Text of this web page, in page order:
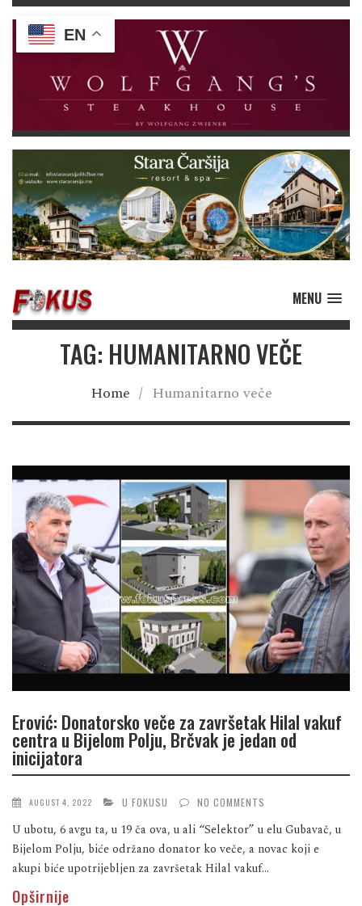
MENU
TAG: HUMANITARNO VEČE
Home / Humanitarno veče
Erović: Donatorsko veče za završetak Hilal vakuf
centra u Bijelom Polju, Brčvak je jedan od
inicijatora
AUGUST 4, 2022 U FOKUSU NO COMMENTS
U ubotu, 6 avgu ta, u 19 ča ova, u ali “Selektor” u elu Gubavač, u
Bijelom Polju, biće održano donator ko veče, a novac koji e
akupi biće upotrijebljen za završetak Hilal vakuf...
Opširnije
EN